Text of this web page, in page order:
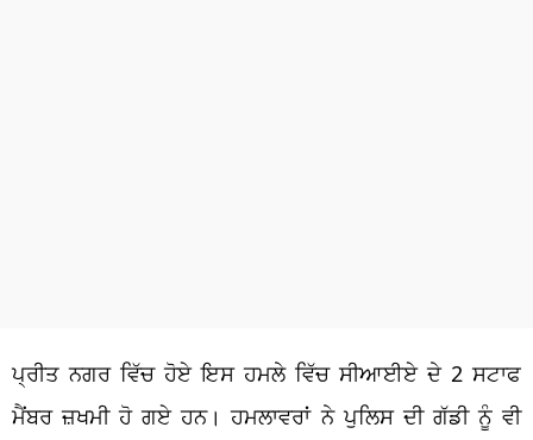
ਪ੍ਰੀਤ ਨਗਰ ਵਿੱਚ ਹੋਏ ਇਸ ਹਮਲੇ ਵਿੱਚ ਸੀਆਈਏ ਦੇ 2 ਸਟਾਫ
ਮੈਂਬਰ ਜ਼ਖਮੀ ਹੋ ਗਏ ਹਨ। ਹਮਲਾਵਰਾਂ ਨੇ ਪੁਲਿਸ ਦੀ ਗੱਡੀ ਨੂੰ ਵੀ